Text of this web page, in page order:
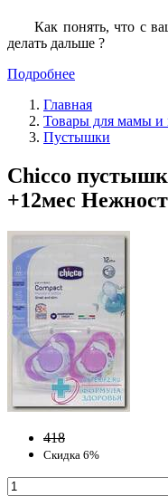
Как понять, что с
делать дальше ?
Подробнее
Главная
Товары для мамы
Пустышки
Chicco
+12мес
418
Скидка 6%